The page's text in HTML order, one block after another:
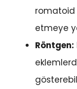
romatoid
etmeye
Röntgen: